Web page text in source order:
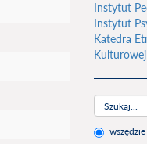
Instytut
Instytut
Katedra
Kulturowej
wszędzie